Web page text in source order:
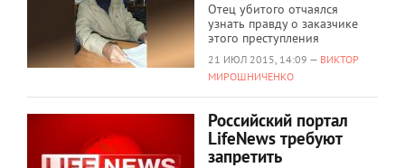
Отец убитого отчаялся
узнать правду о заказчике
этого преступления
21 ИЮЛ 2015, 14:09 — ВИКТОР
МИРОШНИЧЕНКО
Российский портал
LifeNews требуют
запретить